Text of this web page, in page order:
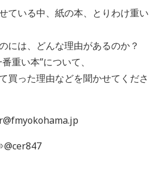
ている中、紙の本、とりわけ重い
には、どんな理由があるのか？
重い本”について、
買った理由などを聞かせてくださ